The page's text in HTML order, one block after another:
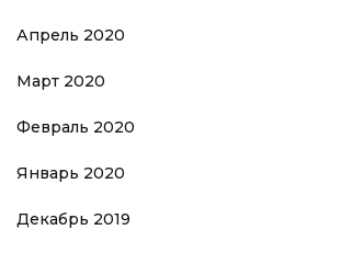
Апрель 2020
Март 2020
Февраль 2020
Январь 2020
Декабрь 2019